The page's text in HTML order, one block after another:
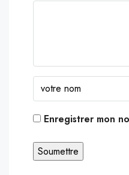
Enregistrer mon